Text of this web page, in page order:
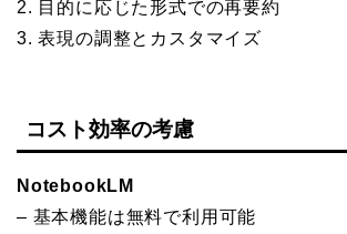
2. 目的に応じた形式での再要約
3. 表現の調整とカスタマイズ
コスト効率の考慮
NotebookLM
– 基本機能は無料で利用可能